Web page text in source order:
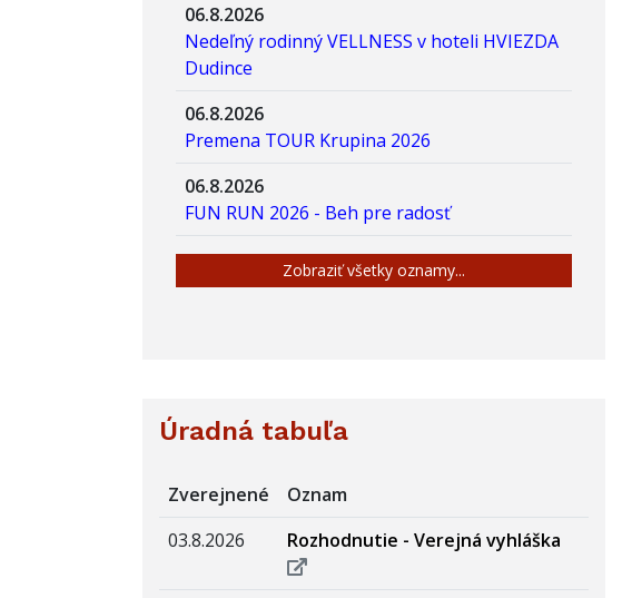
06.8.2026
Nedeľný rodinný VELLNESS v hoteli HVIEZDA
Dudince
06.8.2026
Premena TOUR Krupina 2026
06.8.2026
FUN RUN 2026 - Beh pre radosť
Zobraziť všetky oznamy...
Úradná tabuľa
Zverejnené
Oznam
03.8.2026
Rozhodnutie - Verejná vyhláška